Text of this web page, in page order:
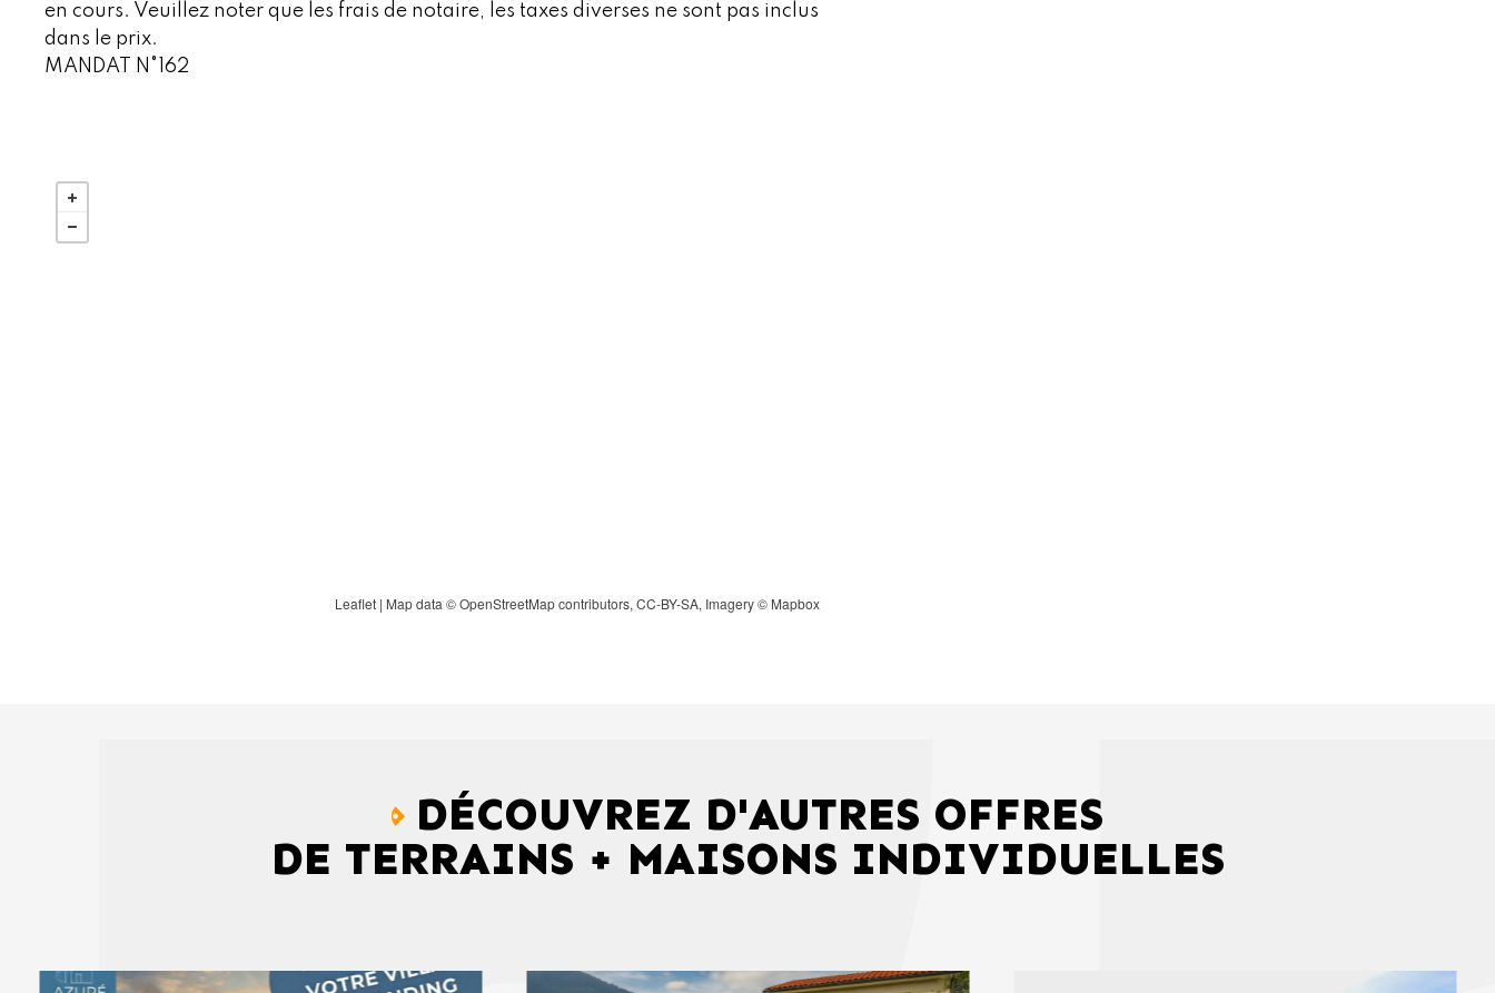
en cours. Veuillez noter que les frais de notaire, les taxes diverses ne sont pas inclus
dans le prix.
MANDAT N°162
Leaflet| Map data ©OpenStreetMapcontributors, CC-BY-SA, Imagery © Mapbox
DÉCOUVREZ D'AUTRES OFFRES
DE TERRAINS + MAISONS INDIVIDUELLES